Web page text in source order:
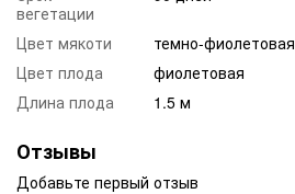
вегетации
Цвет мякоти
темно-фиолетовая
Цвет плода
фиолетовая
Длина плода
1.5 м
Отзывы
Добавьте первый отзыв